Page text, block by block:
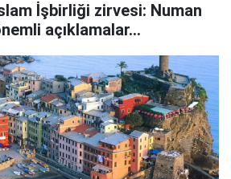
İşbirliği zirvesi: Numan
açıklamalar...